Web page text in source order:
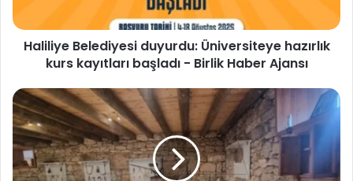
Haliliye Belediyesi duyurdu: Üniversiteye hazırlık
kurs kayıtları başladı - Birlik Haber Ajansı
Bayburt
Kenan
Yavuz
Etnografya
Müzesi:
Anadolu’nun
hafızasına
açılan
kapı